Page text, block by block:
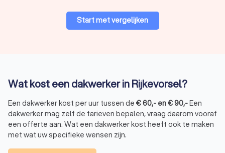
Start met vergelijken
Wat kost een dakwerker in Rijkevorsel?
Een dakwerker kost per uur tussen de €60,- en€90,-Een
dakwerker mag zelf de tarieven bepalen, vraag daarom vooraf
een offerte aan. Wat een dakwerker kost heeft ook te maken
met wat uw specifieke wensen zijn.